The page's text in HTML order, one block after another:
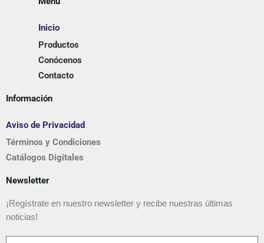
Inicio
Productos
Conócenos
Contacto
Información
Aviso de Privacidad
Términos y Condiciones
Catálogos Digitales
Newsletter
¡Regístrate en nuestro newsletter y recibe nuestras últimas
noticias!